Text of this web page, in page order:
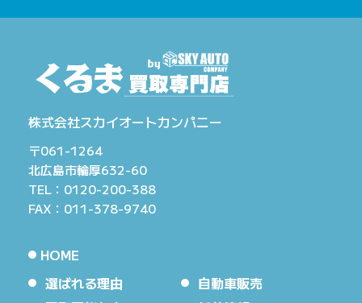
株式会社スカイオートカンパニー
〒061-1264
北広島市輪厚632-60
TEL：0120-200-388
FAX：011-378-9740
HOME
選ばれる理由
自動車販売